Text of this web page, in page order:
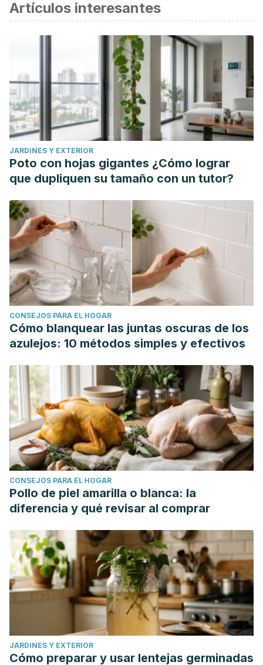
Artículos interesantes
JARDINES Y EXTERIOR
Poto con hojas gigantes ¿Cómo lograr
que dupliquen su tamaño con un tutor?
CONSEJOS PARA EL HOGAR
Cómo blanquear las juntas oscuras de los
azulejos: 10 métodos simples y efectivos
CONSEJOS PARA EL HOGAR
Pollo de piel amarilla o blanca: la
diferencia y qué revisar al comprar
JARDINES Y EXTERIOR
Cómo preparar y usar lentejas germinadas